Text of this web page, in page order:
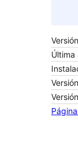
Versión
Última